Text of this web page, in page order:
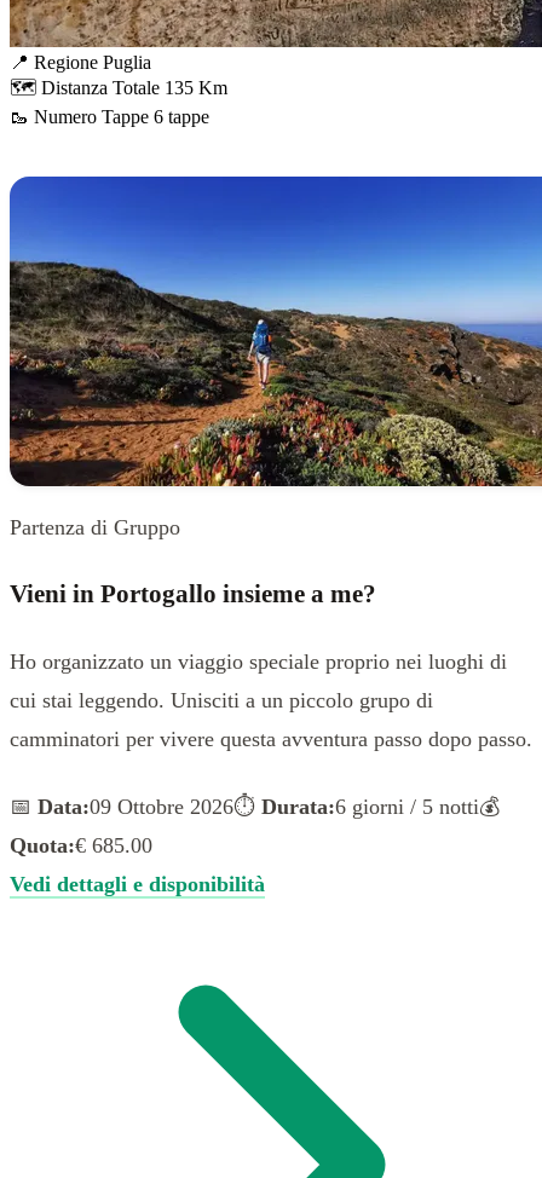
📍 Regione Puglia
🗺️ Distanza Totale 135 Km
🥾 Numero Tappe 6 tappe
Partenza di Gruppo
Vieni in Portogallo insieme a me?
Ho organizzato un viaggio speciale proprio nei luoghi di
cui stai leggendo. Unisciti a un piccolo grupo di
camminatori per vivere questa avventura passo dopo passo.
📅 Data:09 Ottobre 2026⏱️ Durata:6 giorni / 5 notti💰
Quota:€ 685.00
Vedi dettagli e disponibilità